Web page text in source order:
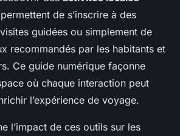
de s’inscrire à des
guidées ou simplement de
recommandés par les habitants et
Ce guide numérique façonne
où chaque interaction peut
l’expérience de voyage.
l’impact de ces outils sur les